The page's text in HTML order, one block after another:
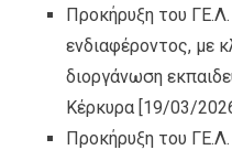
Προκήρυξη του
ενδιαφέροντος, με
διοργάνωση
Κέρκυρα [19/03/
Προκήρυξη του